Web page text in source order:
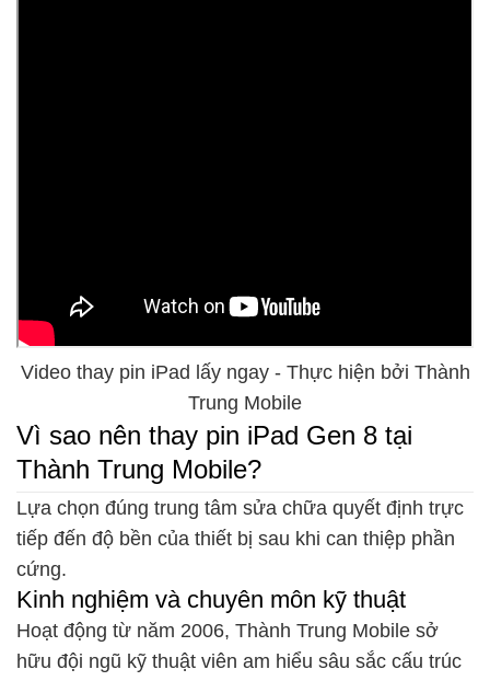
Video thay pin iPad lấy ngay - Thực hiện bởi Thành
Trung Mobile
Vì sao nên thay pin iPad Gen 8 tại
Thành Trung Mobile?
Lựa chọn đúng trung tâm sửa chữa quyết định trực
tiếp đến độ bền của thiết bị sau khi can thiệp phần
cứng.
Kinh nghiệm và chuyên môn kỹ thuật
Hoạt động từ năm 2006, Thành Trung Mobile sở
hữu đội ngũ kỹ thuật viên am hiểu sâu sắc cấu trúc